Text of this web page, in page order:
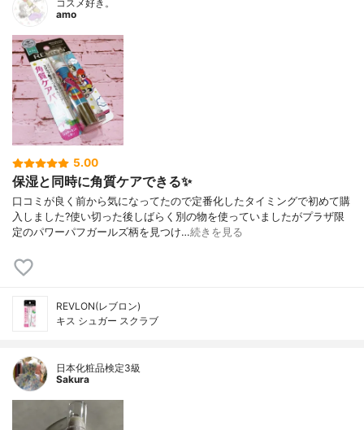
コスメ好き。
amo
5.00
保湿と同時に角質ケアできる✨
口コミが良く前から気になってたので定番化したタイミングで初めて購
入しました?使い切った後しばらく別の物を使っていましたがプラザ限
定のパワーパフガールズ柄を見つけ…続きを見る
REVLON(レブロン)
キス シュガー スクラブ
日本化粧品検定3級
Sakura